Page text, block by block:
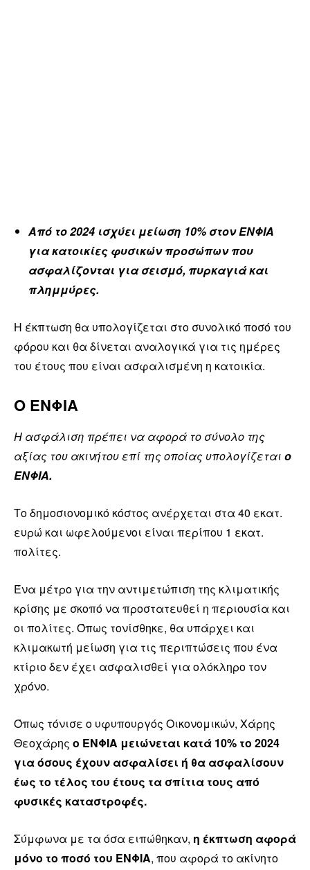
Από το 2024 ισχύει μείωση 10% στον ΕΝΦΙΑ
για κατοικίες φυσικών προσώπων που
ασφαλίζονται για σεισμό, πυρκαγιά και
πλημμύρες.
Η έκπτωση θα υπολογίζεται στο συνολικό ποσό του
φόρου και θα δίνεται αναλογικά για τις ημέρες
του έτους που είναι ασφαλισμένη η κατοικία.
Ο ΕΝΦΙΑ
Η ασφάλιση πρέπει να αφορά το σύνολο της
αξίας του ακινήτου επί της οποίας υπολογίζεται ο
ΕΝΦΙΑ.
Το δημοσιονομικό κόστος ανέρχεται στα 40 εκατ.
ευρώ και ωφελούμενοι είναι περίπου 1 εκατ.
πολίτες.
Ένα μέτρο για την αντιμετώπιση της κλιματικής
κρίσης με σκοπό να προστατευθεί η περιουσία και
οι πολίτες. Όπως τονίσθηκε, θα υπάρχει και
κλιμακωτή μείωση για τις περιπτώσεις που ένα
κτίριο δεν έχει ασφαλισθεί για ολόκληρο τον
χρόνο.
Όπως τόνισε ο υφυπουργός Οικονομικών, Χάρης
Θεοχάρης ο ΕΝΦΙΑ μειώνεται κατά 10% το 2024
για όσους έχουν ασφαλίσει ή θα ασφαλίσουν
έως το τέλος του έτους τα σπίτια τους από
φυσικές καταστροφές.
Σύμφωνα με τα όσα ειπώθηκαν, η έκπτωση αφορά
μόνο το ποσό του ΕΝΦΙΑ, που αφορά το ακίνητο